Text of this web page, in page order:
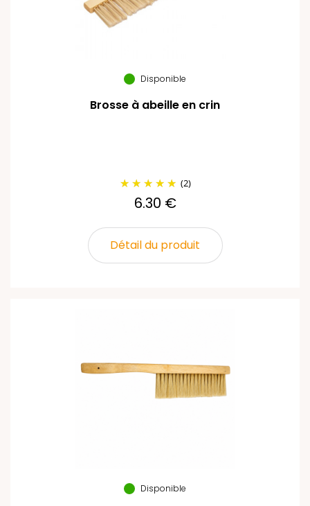
Disponible
Brosse à abeille en crin
(2)
6.30 €
Détail du produit
Disponible